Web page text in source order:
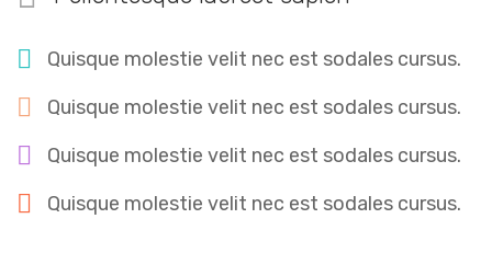
Quisque molestie velit nec est sodales cursus.
Quisque molestie velit nec est sodales cursus.
Quisque molestie velit nec est sodales cursus.
Quisque molestie velit nec est sodales cursus.